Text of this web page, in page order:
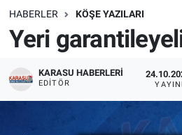
HABERLER KÖŞE YAZILARI
Yeri
KARASU HABERLERI
EDITÖR